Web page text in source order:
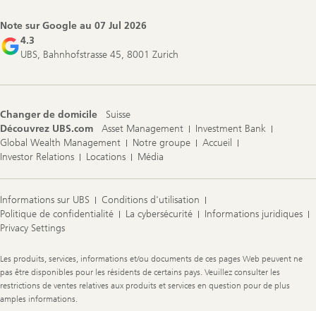
Note sur Google au 07 Jul 2026
4.3
UBS, Bahnhofstrasse 45, 8001 Zurich
Changer de domicile
Suisse
Découvrez UBS.com
Asset Management
Investment Bank
Global Wealth Management
Notre groupe
Accueil
Investor Relations
Locations Média
Informations sur UBS
Conditions d'utilisation
Politique de confidentialité
La cybersécurité
Informations juridiques
Privacy Settings
Legal
Information
Les produits, services, informations et/ou documents de ces pages Web peuvent ne
pas être disponibles pour les résidents de certains pays. Veuillez consulter les
restrictions de ventes relatives aux produits et services en question pour de plus
amples informations.